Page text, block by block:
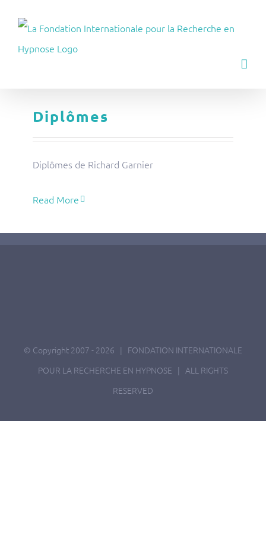
content
Diplômes
Diplômes de Richard Garnier
Read More
© Copyright 2007 - 2026 | FONDATION INTERNATIONALE
POUR LA RECHERCHE EN HYPNOSE | ALL RIGHTS
RESERVED